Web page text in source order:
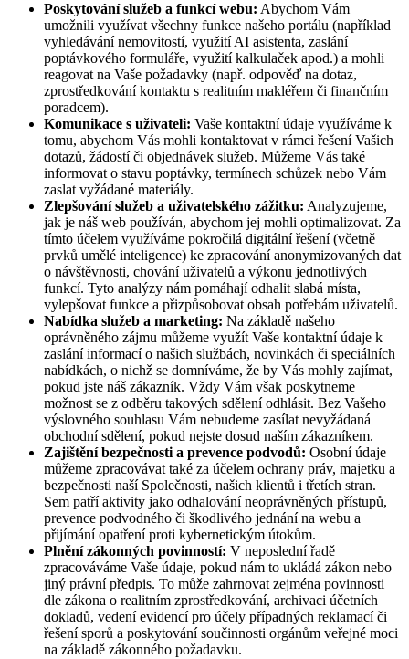
Poskytování služeb a funkcí webu: Abychom Vám
umožnili využívat všechny funkce našeho portálu (například
vyhledávání nemovitostí, využití AI asistenta, zaslání
poptávkového formuláře, využití kalkulaček apod.) a mohli
reagovat na Vaše požadavky (např. odpověď na dotaz,
zprostředkování kontaktu s realitním makléřem či finančním
poradcem).
Komunikace s uživateli: Vaše kontaktní údaje využíváme k
tomu, abychom Vás mohli kontaktovat v rámci řešení Vašich
dotazů, žádostí či objednávek služeb. Můžeme Vás také
informovat o stavu poptávky, termínech schůzek nebo Vám
zaslat vyžádané materiály.
Zlepšování služeb a uživatelského zážitku: Analyzujeme,
jak je náš web používán, abychom jej mohli optimalizovat. Za
tímto účelem využíváme pokročilá digitální řešení (včetně
prvků umělé inteligence) ke zpracování anonymizovaných dat
o návštěvnosti, chování uživatelů a výkonu jednotlivých
funkcí. Tyto analýzy nám pomáhají odhalit slabá místa,
vylepšovat funkce a přizpůsobovat obsah potřebám uživatelů.
Nabídka služeb a marketing: Na základě našeho
oprávněného zájmu můžeme využít Vaše kontaktní údaje k
zaslání informací o našich službách, novinkách či speciálních
nabídkách, o nichž se domníváme, že by Vás mohly zajímat,
pokud jste náš zákazník. Vždy Vám však poskytneme
možnost se z odběru takových sdělení odhlásit. Bez Vašeho
výslovného souhlasu Vám nebudeme zasílat nevyžádaná
obchodní sdělení, pokud nejste dosud naším zákazníkem.
Zajištění bezpečnosti a prevence podvodů: Osobní údaje
můžeme zpracovávat také za účelem ochrany práv, majetku a
bezpečnosti naší Společnosti, našich klientů i třetích stran.
Sem patří aktivity jako odhalování neoprávněných přístupů,
prevence podvodného či škodlivého jednání na webu a
přijímání opatření proti kybernetickým útokům.
Plnění zákonných povinností: V neposlední řadě
zpracováváme Vaše údaje, pokud nám to ukládá zákon nebo
jiný právní předpis. To může zahrnovat zejména povinnosti
dle zákona o realitním zprostředkování, archivaci účetních
dokladů, vedení evidencí pro účely případných reklamací či
řešení sporů a poskytování součinnosti orgánům veřejné moci
na základě zákonného požadavku.